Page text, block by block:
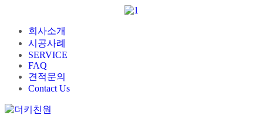
회사소개
시공사례
SERVICE
FAQ
견적문의
Contact Us